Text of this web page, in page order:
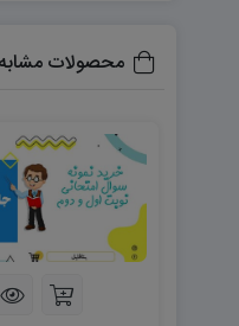
محصولات مشابه